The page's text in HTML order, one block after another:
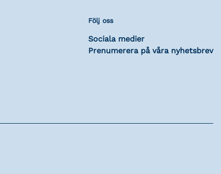
Följ oss
Sociala medier
Prenumerera på våra nyhetsbrev